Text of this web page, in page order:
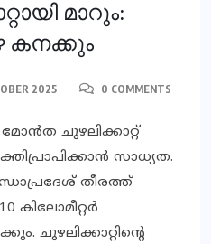
മാറും:
കനക്കും
2025 0 COMMENTS
ചുഴലിക്കാറ്റ്
സാധ്യത.
തീരത്ത്
കിലോമീറ്റര്‍
ചുഴലിക്കാറ്റിന്റെ